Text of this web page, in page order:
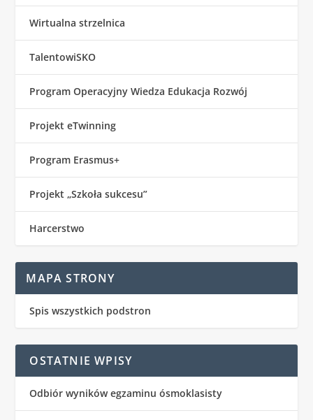
Wirtualna strzelnica
TalentowiSKO
Program Operacyjny Wiedza Edukacja Rozwój
Projekt eTwinning
Program Erasmus+
Projekt „Szkoła sukcesu”
Harcerstwo
MAPA STRONY
Spis wszystkich podstron
OSTATNIE WPISY
Odbiór wyników egzaminu ósmoklasisty